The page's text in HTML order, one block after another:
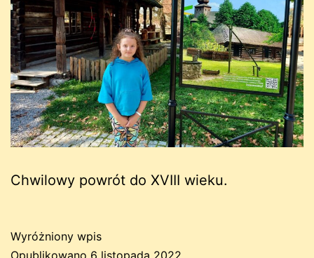
Chwilowy powrót do XVIII wieku.
Wyróżniony wpis